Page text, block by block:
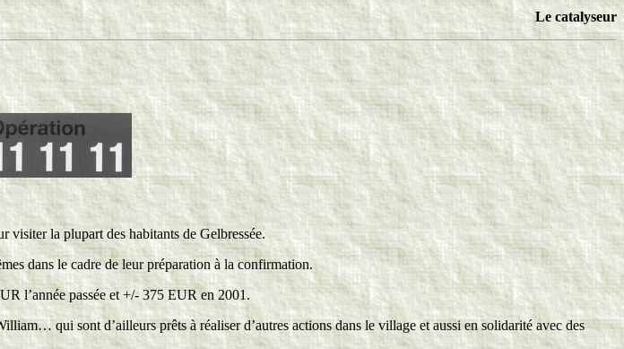
Le catalyseur
visiter la plupart des habitants de Gelbressée.
dans le cadre de leur préparation à la confirmation.
l’année passée et +/- 375 EUR en 2001.
qui sont d’ailleurs prêts à réaliser d’autres actions dans le village et aussi en solidarité avec des